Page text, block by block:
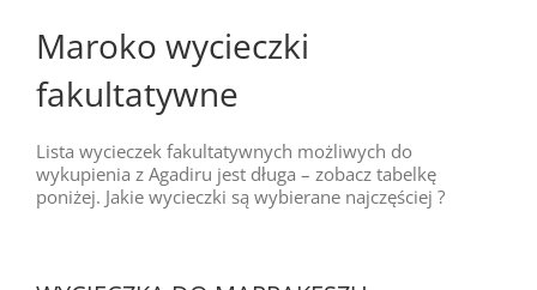
Maroko wycieczki
fakultatywne
Lista wycieczek fakultatywnych możliwych do
wykupienia z Agadiru jest długa – zobacz tabelkę
poniżej. Jakie wycieczki są wybierane najczęściej ?